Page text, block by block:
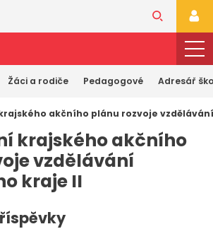
Žáci a rodiče Pedagogové Adresář
akčního plánu rozvoje
krajského akčního
vzdělávání
kraje II